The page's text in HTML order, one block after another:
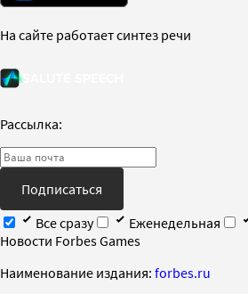
На сайте работает синтез речи
Рассылка:
Подписаться
Все сразу
Еженедельная
Новости Forbes Games
Наименование издания: forbes.ru